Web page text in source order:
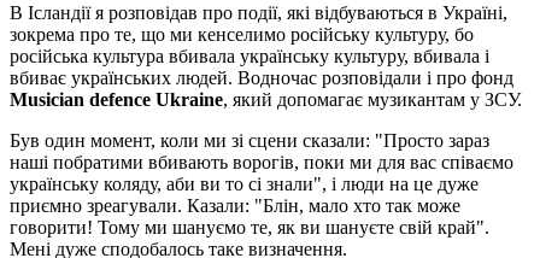
В Ісландії я розповідав про події, які відбуваються в Україні,
зокрема про те, що ми кенселимо російську культуру, бо
російська культура вбивала українську культуру, вбивала і
вбиває українських людей. Водночас розповідали і про фонд
Musician defence Ukraine, який допомагає музикантам у ЗСУ.
Був один момент, коли ми зі сцени сказали: "Просто зараз
наші побратими вбивають ворогів, поки ми для вас співаємо
українську коляду, аби ви то сі знали", і люди на це дуже
приємно зреагували. Казали: "Блін, мало хто так може
говорити! Тому ми шануємо те, як ви шануєте свій край".
Мені дуже сподобалось таке визначення.